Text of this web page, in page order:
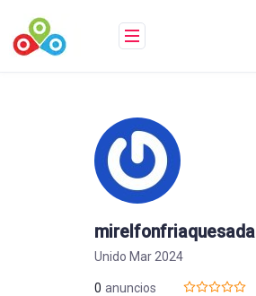
contenido
mirelfonfriaquesada
Unido Mar 2024
0 anuncios